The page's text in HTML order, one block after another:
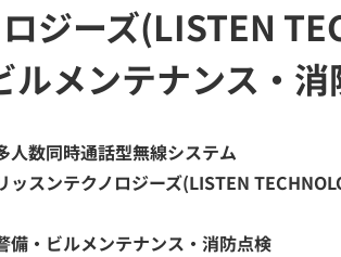
ジーズ(LISTEN
ルメンテナンス・
人数同時通話型無線システム
ッスンテクノロジーズ(LISTEN
備・ビルメンテナンス・消防点検